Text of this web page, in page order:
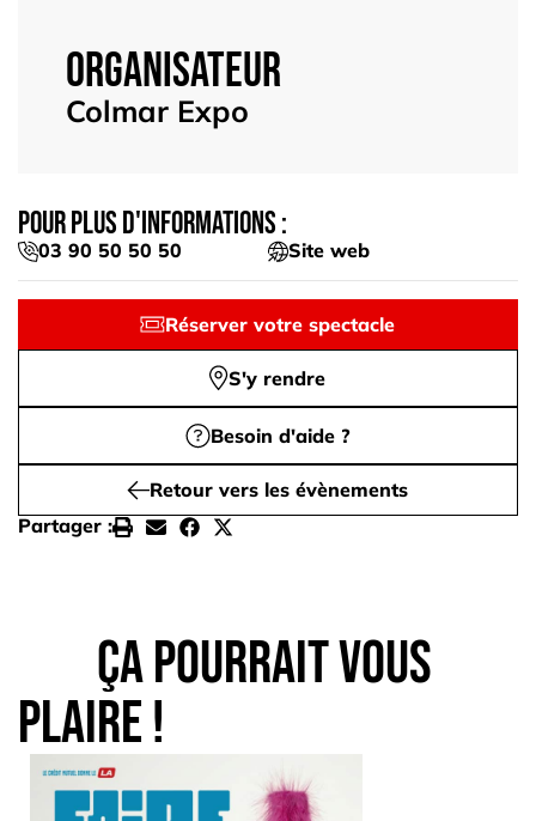
Pour plus d'informations :
03 90 50 50 50 Site web
Réserver votre spectacle
S'y rendre
Besoin d'aide ?
Retour vers les évènements
Partager :
Organisateur
Colmar Expo
Ça pourrait vous
plaire !